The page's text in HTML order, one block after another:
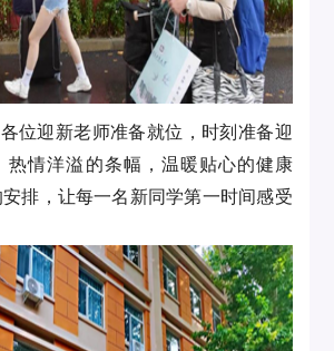
位迎新老师准备就位，时刻准备迎
热情洋溢的条幅，温暖贴心的健康
排，让每一名新同学第一时间感受